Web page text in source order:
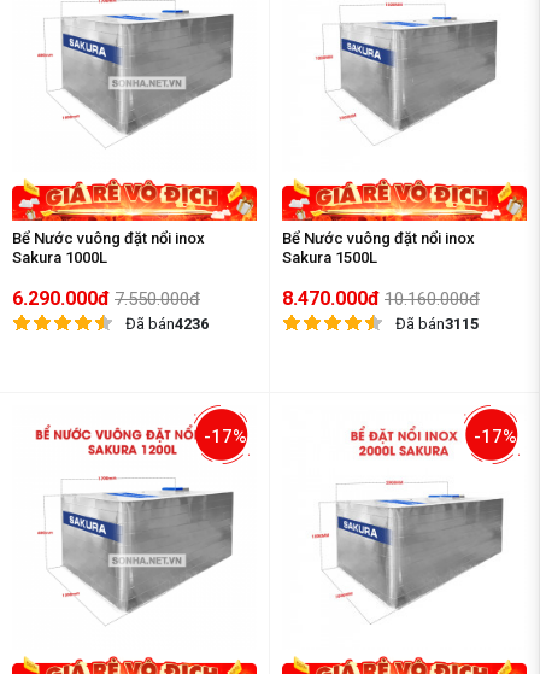
Bể Nước vuông đặt nổi inox
Sakura 1000L
6.290.000đ 7.550.000đ
Đã bán4236
Bể Nước vuông đặt nổi inox
Sakura 1500L
8.470.000đ 10.160.000đ
Đã bán3115
-17% -17%